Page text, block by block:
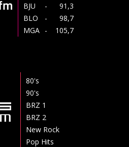
BJU
- 91,3
BLO
- 98,7
MGA - 105,7
80's
90's
BRZ 1
BRZ 2
New Rock
Pop Hits